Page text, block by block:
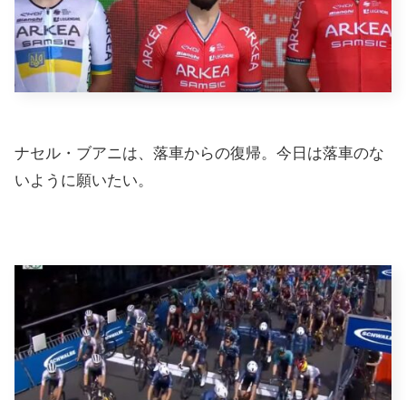
ナセル・ブアニは、落車からの復帰。今日は落車のな
いように願いたい。